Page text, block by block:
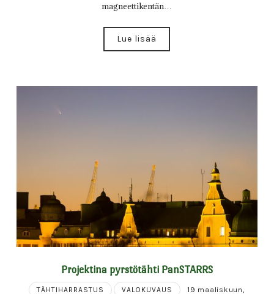
magneettikentän…
Lue lisää
Projektina pyrstötähti PanSTARRS
TÄHTIHARRASTUS VALOKUVAUS
19 maaliskuun,